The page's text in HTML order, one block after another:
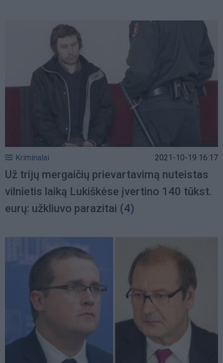
Kriminalai 2021-10-19 16:17
Už trijų mergaičių prievartavimą nuteistas
vilnietis laiką Lukiškėse įvertino 140 tūkst.
eurų: užkliuvo parazitai (4)